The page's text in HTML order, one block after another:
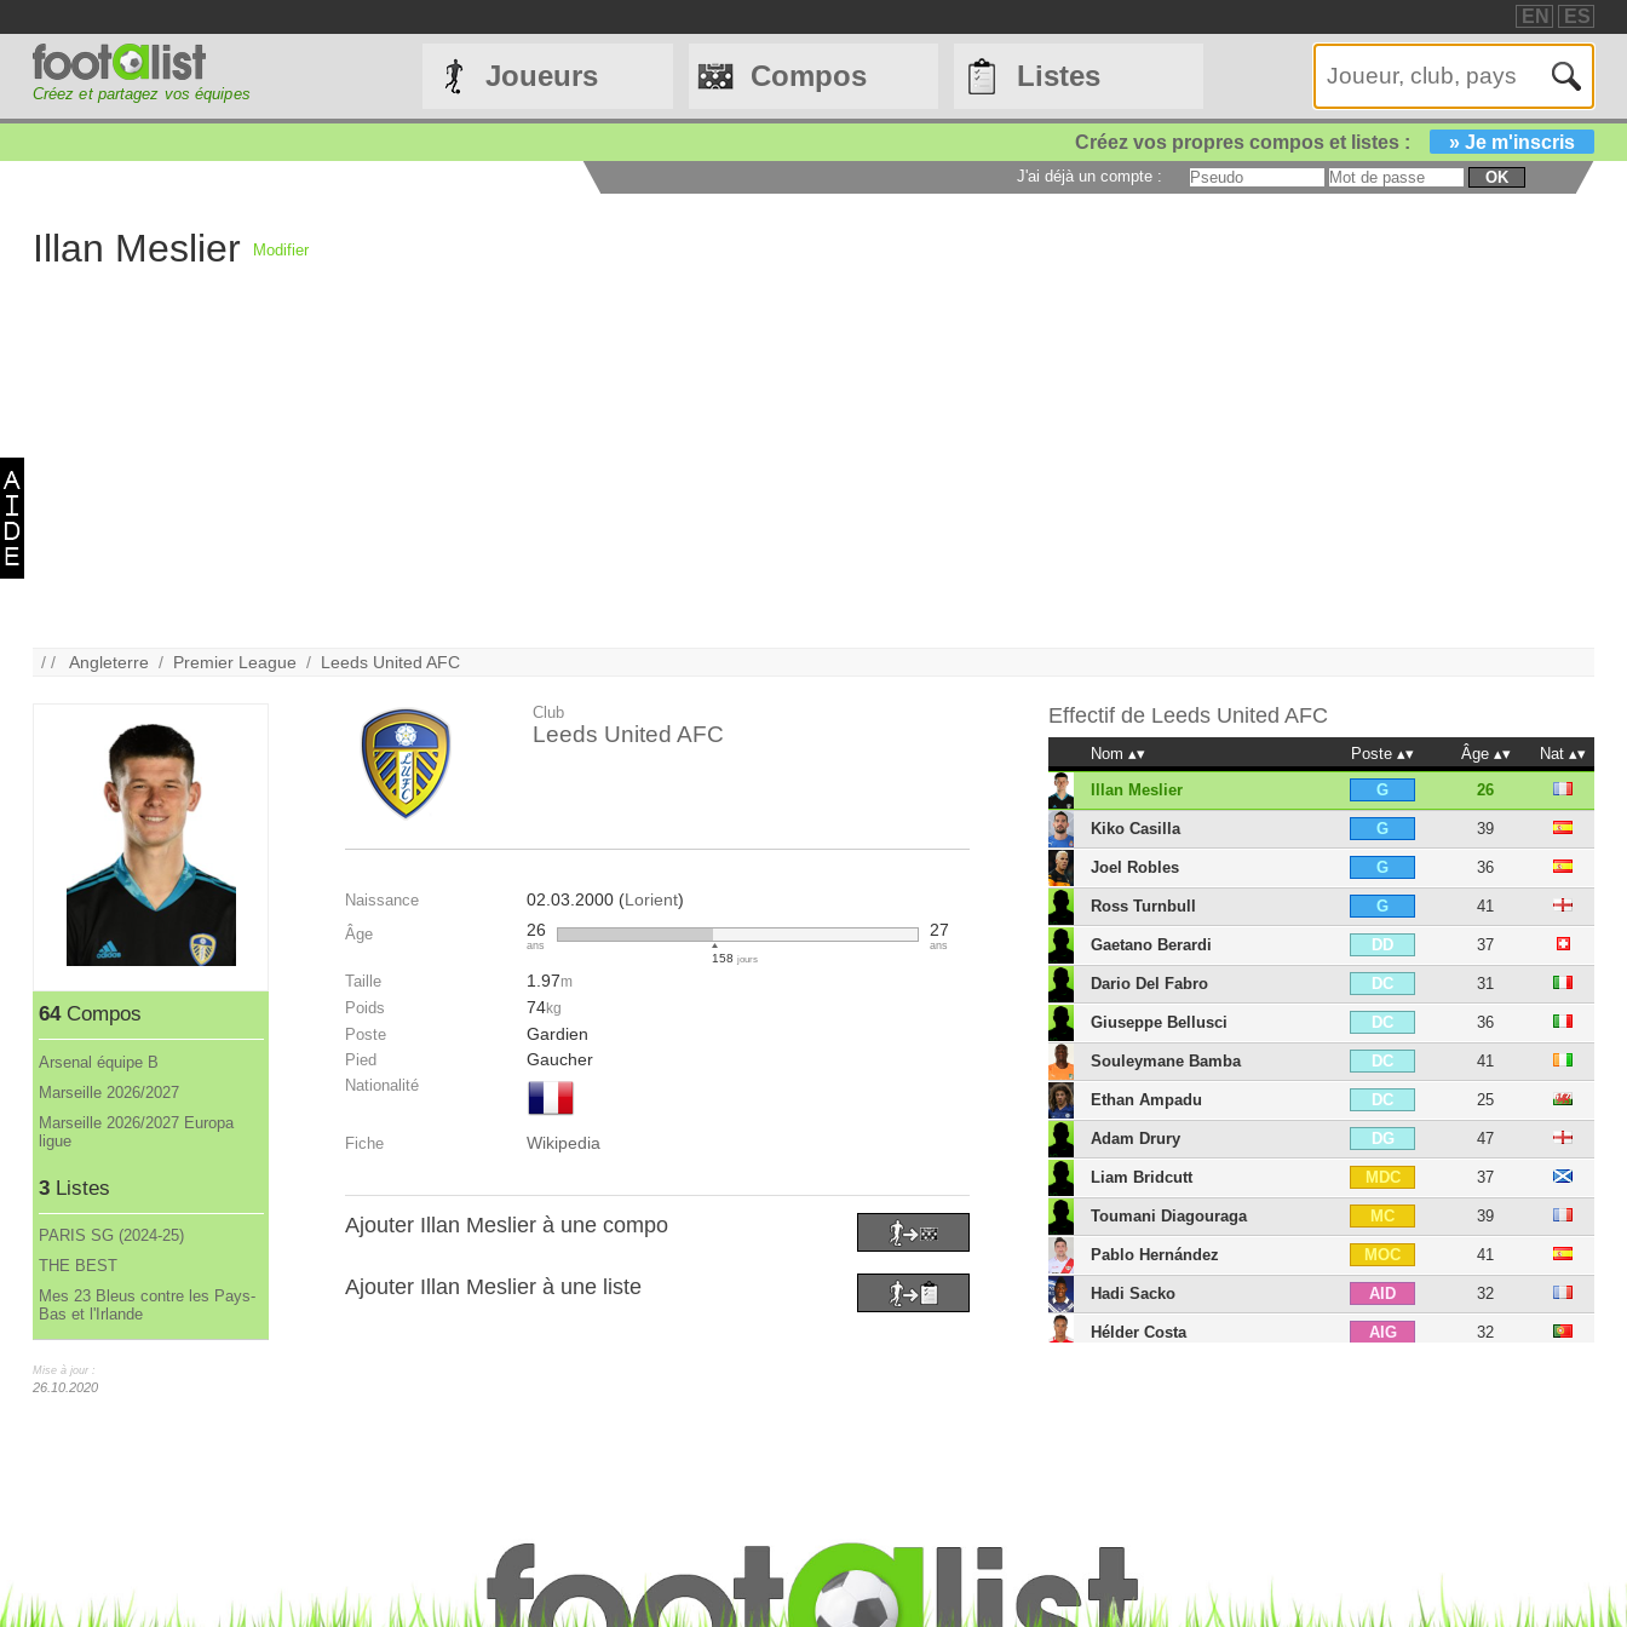
EN ES
Créez et partagez vos équipes
Joueurs Compos Listes
Créez vos propres compos et listes : » Je m'inscris
J'ai déjà un compte : OK
Illan Meslier Modifier
/ /Angleterre / Premier League / Leeds United AFC
64Compos
Arsenal équipe B
Marseille 2026/2027
Marseille 2026/2027 Europa
ligue
3Listes
PARIS SG (2024-25)
THE BEST
Mes 23 Bleus contre les Pays-
Bas et l'Irlande
Mise à jour :
26.10.2020
Club
Leeds United AFC
Naissance 02.03.2000 (Lorient)
Âge 26
ans
158 jours
27
ans
Taille 1.97m
Poids 74kg
Poste Gardien
Pied Gaucher
Nationalité
Fiche Wikipedia
Ajouter Illan Meslier à une compo
Ajouter Illan Meslier à une liste
Effectif de Leeds United AFC
Nom Poste Âge
Nat
Illan Meslier
G 26
Kiko Casilla G 39
Joel Robles G 36
Ross Turnbull G 41
Gaetano Berardi DD 37
Dario Del Fabro DC 31
Giuseppe Bellusci DC 36
Souleymane Bamba DC 41
Ethan Ampadu DC 25
Adam Drury DG 47
Liam Bridcutt MDC 37
Toumani Diagouraga MC 39
Pablo Hernández MOC 41
Hadi Sacko AID 32
Hélder Costa AIG 32